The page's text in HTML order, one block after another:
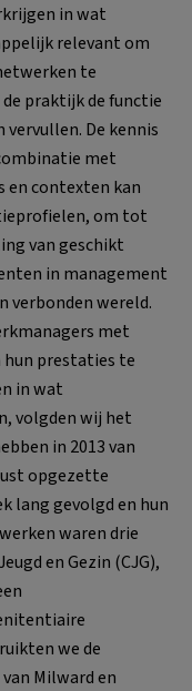
in wat
relevant om
te
praktijk de functie
De kennis
met
en contexten kan
om tot
van geschikt
in management
verbonden wereld.
met
prestaties te
in wat
volgden wij het
in 2013 van
opgezette
lang gevolgd en hun
waren drie
en Gezin (CJG),
we de
Milward en